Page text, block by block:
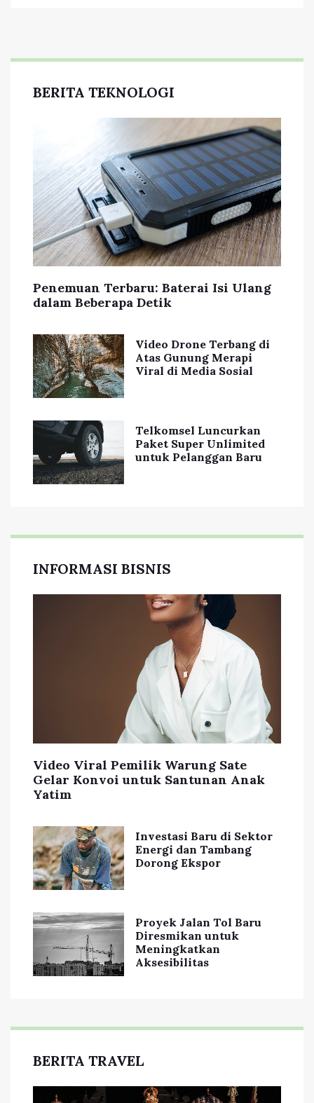
BERITA TEKNOLOGI
Penemuan Terbaru: Baterai Isi Ulang
dalam Beberapa Detik
Video Drone Terbang di
Atas Gunung Merapi
Viral di Media Sosial
Telkomsel Luncurkan
Paket Super Unlimited
untuk Pelanggan Baru
INFORMASI BISNIS
Video Viral Pemilik Warung Sate
Gelar Konvoi untuk Santunan Anak
Yatim
Investasi Baru di Sektor
Energi dan Tambang
Dorong Ekspor
Proyek Jalan Tol Baru
Diresmikan untuk
Meningkatkan
Aksesibilitas
BERITA TRAVEL